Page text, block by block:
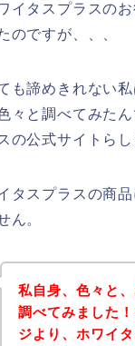
イタスプラスの
のですが、、、
も諦めきれない
々と調べてみた
の公式サイトら
タスプラスの商
ん。
私自身、色々と
調べてみました
ジより、ホワイ